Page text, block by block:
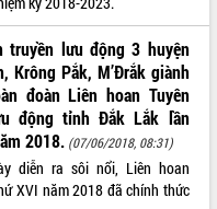
truyền lưu động 3 huyện
Krông Pắk, M’Đrắk giành
đoàn Liên hoan Tuyên
động tỉnh Đắk Lắk lần
2018. (07/06/2018, 08:31)
diễn ra sôi nổi, Liên hoan
XVI năm 2018 đã chính thức